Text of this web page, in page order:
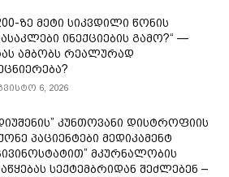
ზე მეტი სიკვდილი წონის
ინექციების გამო?“ —
ამბობს რეალურად
6, 2026
კუნთოვანი დისტროფიის
პაციენტები მედიკამენტ
მკურნალობის
სექტემბრიდან შეძლებენ –